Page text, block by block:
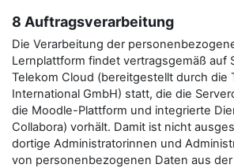
8 Auftragsverarbeitung
Die Verarbeitung der
Lernplattform findet vertragsgemäß auf
Telekom Cloud (bereitgestellt durch die
International GmbH) statt, die die
die Moodle-Plattform und integrierte
Collabora) vorhält. Damit ist nicht
dortige Administratorinnen und
von personenbezogenen Daten aus